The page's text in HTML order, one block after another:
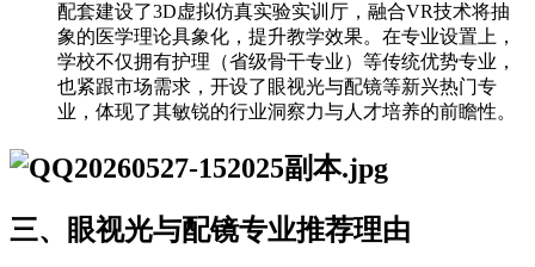
配套建设了3D虚拟仿真实验实训厅，融合VR技术将抽
象的医学理论具象化，提升教学效果。在专业设置上，
学校不仅拥有护理（省级骨干专业）等传统优势专业，
也紧跟市场需求，开设了眼视光与配镜等新兴热门专
业，体现了其敏锐的行业洞察力与人才培养的前瞻性。
三、眼视光与配镜专业推荐理由